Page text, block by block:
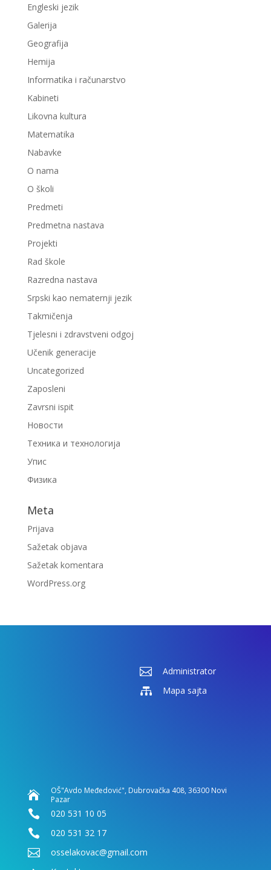
Engleski jezik
Galerija
Geografija
Hemija
Informatika i računarstvo
Kabineti
Likovna kultura
Matematika
Nabavke
O nama
O školi
Predmeti
Predmetna nastava
Projekti
Rad škole
Razredna nastava
Srpski kao nematernji jezik
Takmičenja
Tjelesni i zdravstveni odgoj
Učenik generacije
Uncategorized
Zaposleni
Zavrsni ispit
Новости
Техника и технологија
Упис
Физика
Meta
Prijava
Sažetak objava
Sažetak komentara
WordPress.org
 Administrator
 Mapa sajta

OŠ"Avdo Međedović", Dubrovačka 408, 36300 Novi
Pazar
 020 531 10 05
 020 531 32 17
 osselakovac@gmail.com